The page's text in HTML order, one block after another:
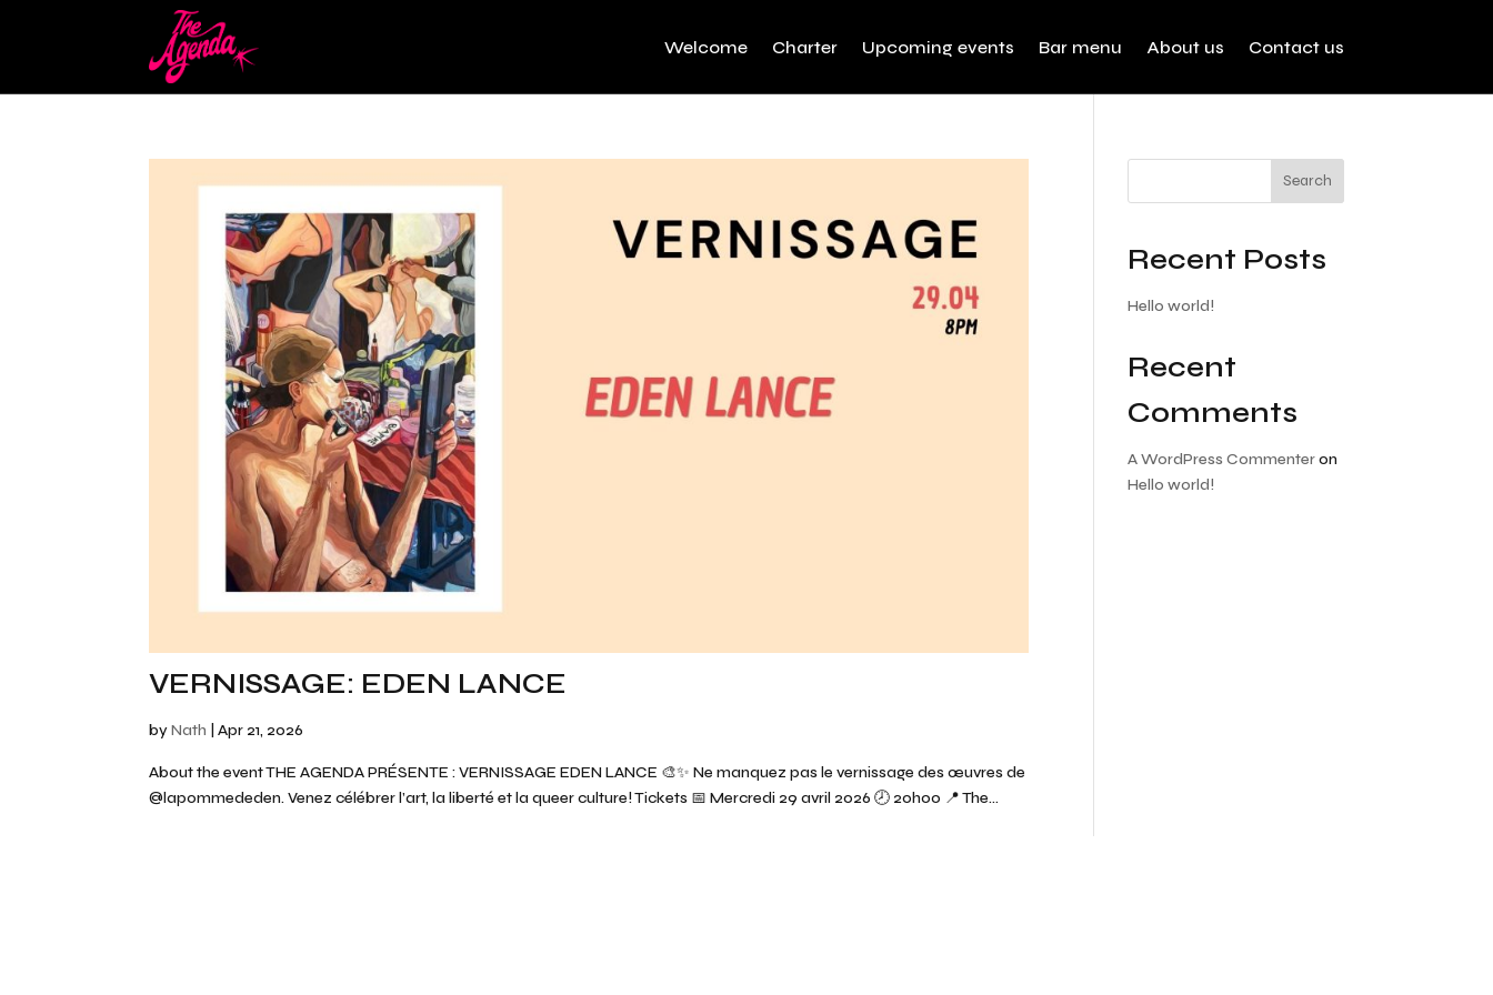
Welcome Charter Upcoming events Bar menu About us Contact us
VERNISSAGE: EDEN LANCE
byNath |Apr 21, 2026
About the event THE AGENDA PRÉSENTE : VERNISSAGE EDEN LANCE 🎨✨ Ne manquez pas le vernissage des œuvres de
@lapommededen. Venez célébrer l’art, la liberté et la queer culture! Tickets 📅 Mercredi 29 avril 2026 🕗 20h00 📍 The...
Search
Recent Posts
Hello world!
Recent
Comments
A WordPress Commenteron
Hello world!